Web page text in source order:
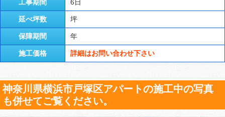
工事期間 6日
延べ坪数 坪
保障期間 年
施工価格 詳細はお問い合わせ下さい
神奈川県横浜市戸塚区アパートの施工中の写真
も併せてご覧ください。